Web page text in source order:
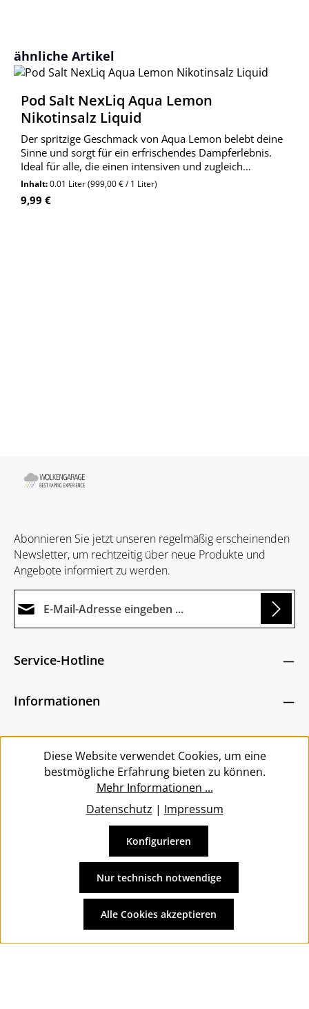
Produktgalerie überspringen
ähnliche Artikel
Pod Salt NexLiq Aqua Lemon
Nikotinsalz Liquid
Der spritzige Geschmack von Aqua Lemon belebt deine
Sinne und sorgt für ein erfrischendes Dampferlebnis.
Ideal für alle, die einen intensiven und zugleich
ausgewogenen Geschmack bevorzugen.
Inhalt:0.01 Liter(999,00 € / 1 Liter)
Regulärer Preis:
9,99 €
Abonnieren Sie jetzt unseren regelmäßig erscheinenden
Newsletter, um rechtzeitig über neue Produkte und
Angebote informiert zu werden.
Ich habe dieDatenschutzbestimmungen
bin mit ihnen einverstanden.
Zeichen ein*
Die mit einem Stern (*) markierten Felder sind
Service-Hotline
Informationen
Service
Vertrag widerrufen
und ggf. Nachnahmegebühren, wenn nicht anders
angegeben.
Diese Website verwendet Cookies, um eine
bestmögliche Erfahrung bieten zu können.
Mehr Informationen ...
Datenschutz | Impressum
Nur technisch notwendige
Konfigurieren
Alle Cookies akzeptieren